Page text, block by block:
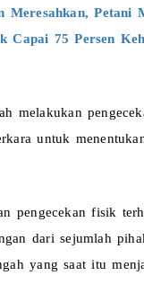
Meresahkan, Petani
Capai 75 Persen
melakukan
untuk
pengecekan fisik
dari sejumlah
yang saat itu